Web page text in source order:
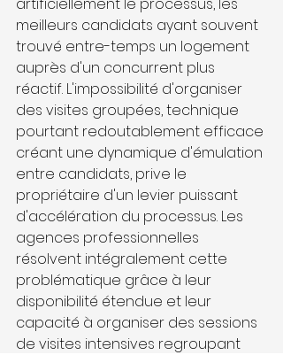
meilleurs candidats ayant souvent
trouvé entre-temps un logement
auprès d'un concurrent plus
réactif. L'impossibilité d'organiser
des visites groupées, technique
pourtant redoutablement efficace
créant une dynamique d'émulation
entre candidats, prive le
propriétaire d'un levier puissant
d'accélération du processus. Les
agences professionnelles
résolvent intégralement cette
problématique grâce à leur
disponibilité étendue et leur
capacité à organiser des sessions
de visites intensives regroupant